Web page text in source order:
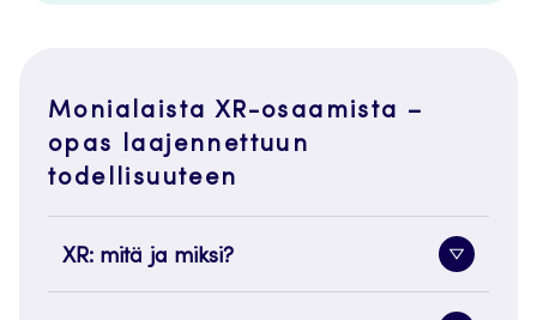
Monialaista XR-osaamista –
opas laajennettuun
todellisuuteen
XR: mitä ja miksi?
painike